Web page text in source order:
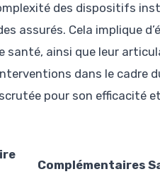
des dispositifs
assurés. Cela implique
santé, ainsi que leur
dans le cadre
pour son efficacité
Complémentaires